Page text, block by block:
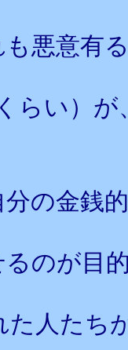
悪意有
らい）
の金銭
のが目
た人たち